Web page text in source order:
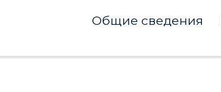
Общие сведения